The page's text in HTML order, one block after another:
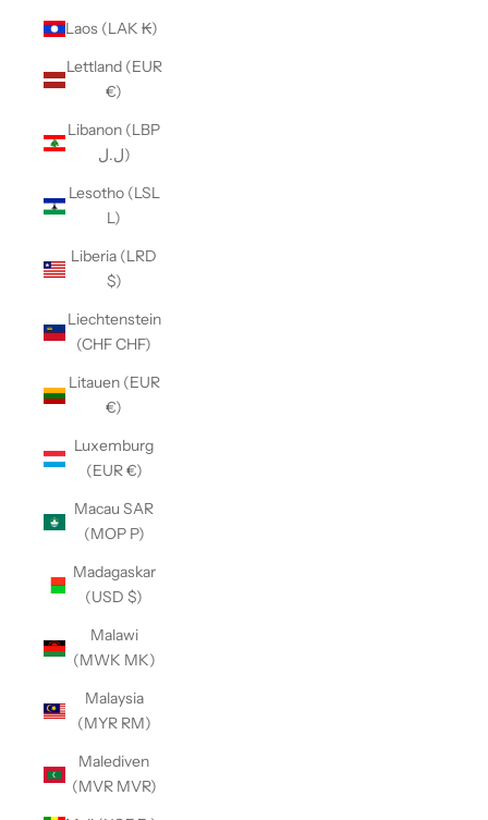
Laos (LAK ₭)
Lettland (EUR
€)
Libanon (LBP
ل.ل)
Lesotho (LSL
L)
Liberia (LRD
$)
Liechtenstein
(CHF CHF)
Litauen (EUR
€)
Luxemburg
(EUR €)
Macau SAR
(MOP P)
Madagaskar
(USD $)
Malawi
(MWK MK)
Malaysia
(MYR RM)
Malediven
(MVR MVR)